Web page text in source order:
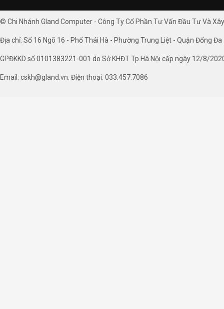
Addressable D-RGB Compatibility
Addressable D-RGB LED lighting is deployed on the
blocks for improved uniformity and brightness. The
aluminum extrusion. The individually addressable
© Chi Nhánh Gland Computer - Công Ty Cổ Phần Tư Vấn Đầu Tư Và
Địa chỉ: Số 16 Ngõ 16 - Phố Thái Hà - Phường Trung Liệt - Quận Đống Đa
GPĐKKD số 0101383221-001 do Sở KHĐT Tp.Hà Nội cấp ngày 12/8/
Email: cskh@gland.vn. Điện thoại: 033.457.7086